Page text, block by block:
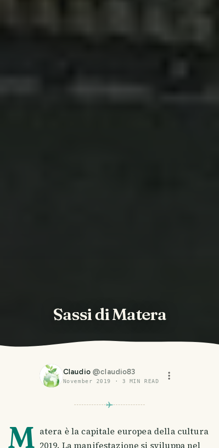
Sassi di Matera
Claudio @claudio83
November 2019 · 3 MIN READ
M atera è la capitale europea della cultura
2019. La manifestazione si sviluppa nel